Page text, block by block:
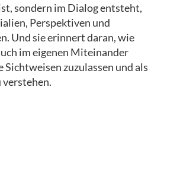
sondern im Dialog entsteht,
Perspektiven und
Und sie erinnert daran, wie
im eigenen Miteinander
zuzulassen und als
verstehen.